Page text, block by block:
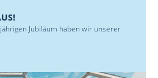
Jubiläum haben wir unserer